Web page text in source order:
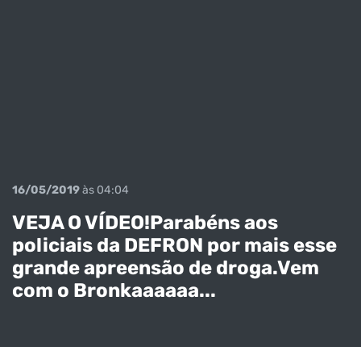
16/05/2019às 04:04
VEJA O VÍDEO!Parabéns aos
policiais da DEFRON por mais esse
grande apreensão de droga.Vem
com o Bronkaaaaaa...
LATROCÍNIO
EM
CAARAPÓ:Taxi
assassinado